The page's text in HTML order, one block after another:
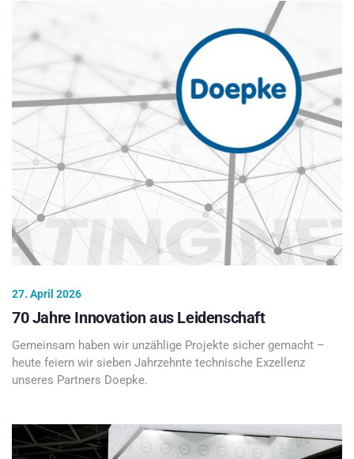
27. April 2026
70 Jahre Innovation aus Leidenschaft
Gemeinsam haben wir unzählige Projekte sicher gemacht –
heute feiern wir sieben Jahrzehnte technische Exzellenz
unseres Partners Doepke.